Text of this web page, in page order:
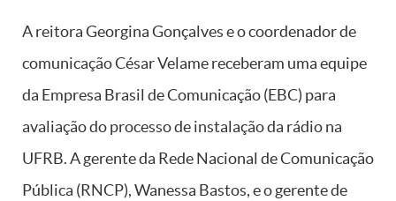
A reitora Georgina Gonçalves e o coordenador de
comunicação César Velame receberam uma equipe
da Empresa Brasil de Comunicação (EBC) para
avaliação do processo de instalação da rádio na
UFRB. A gerente da Rede Nacional de Comunicação
Pública (RNCP), Wanessa Bastos, e o gerente de